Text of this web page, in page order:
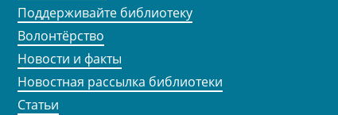
Поддерживайте библиотеку
Волонтёрство
Новости и факты
Новостная рассылка библиотеки
Статьи